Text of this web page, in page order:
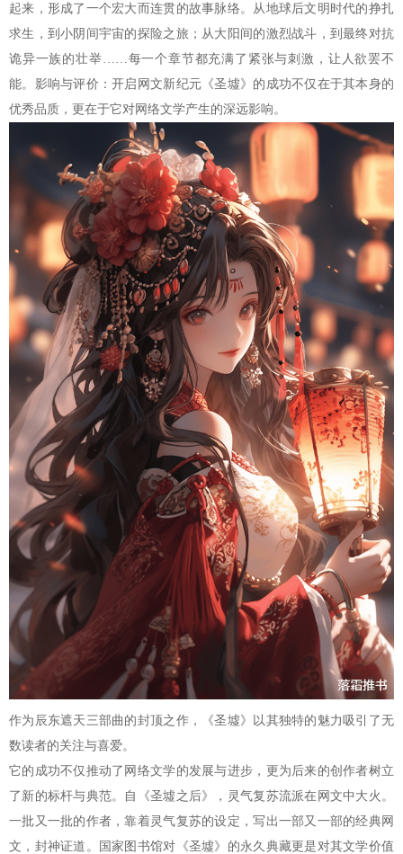
起来，形成了一个宏大而连贯的故事脉络。从地球后文明时代的挣扎
求生，到小阴间宇宙的探险之旅；从大阳间的激烈战斗，到最终对抗
诡异一族的壮举……每一个章节都充满了紧张与刺激，让人欲罢不
能。影响与评价：开启网文新纪元《圣墟》的成功不仅在于其本身的
优秀品质，更在于它对网络文学产生的深远影响。
作为辰东遮天三部曲的封顶之作，《圣墟》以其独特的魅力吸引了无
数读者的关注与喜爱。
它的成功不仅推动了网络文学的发展与进步，更为后来的创作者树立
了新的标杆与典范。自《圣墟之后》，灵气复苏流派在网文中大火。
一批又一批的作者，靠着灵气复苏的设定，写出一部又一部的经典网
文，封神证道。国家图书馆对《圣墟》的永久典藏更是对其文学价值